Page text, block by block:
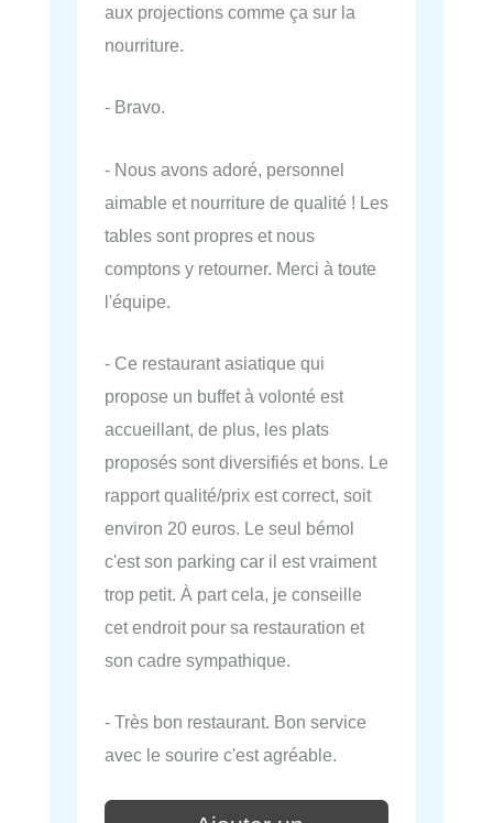
aux projections comme ça sur la
nourriture.
- Bravo.
- Nous avons adoré, personnel
aimable et nourriture de qualité ! Les
tables sont propres et nous
comptons y retourner. Merci à toute
l'équipe.
- Ce restaurant asiatique qui
propose un buffet à volonté est
accueillant, de plus, les plats
proposés sont diversifiés et bons. Le
rapport qualité/prix est correct, soit
environ 20 euros. Le seul bémol
c'est son parking car il est vraiment
trop petit. À part cela, je conseille
cet endroit pour sa restauration et
son cadre sympathique.
- Très bon restaurant. Bon service
avec le sourire c'est agréable.